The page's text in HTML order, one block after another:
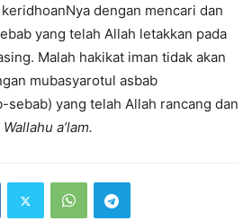
dengan mencari dan
yang telah Allah letakkan pada
Malah hakikat iman tidak akan
mubasyarotul asbab
sebab) yang telah Allah rancang dan
Wallahu a’lam.